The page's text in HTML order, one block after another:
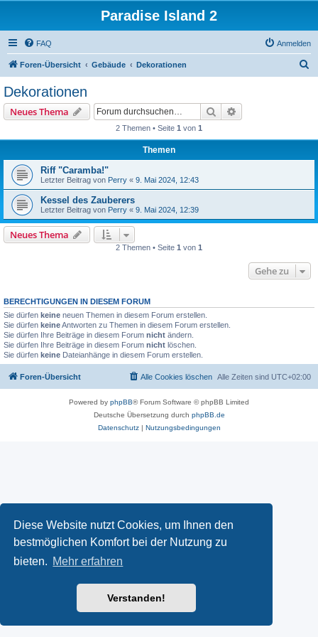
Diese Website nutzt Cookies, um Ihnen den
bestmöglichen Komfort bei der Nutzung zu
bieten. Mehr erfahren
Verstanden!
Paradise Island 2
FAQ Anmelden
Foren-Übersicht Gebäude Dekorationen
Dekorationen
Neues Thema Suche
2 Themen • Seite 1 von 1
Themen
Riff "Caramba!"
Letzter Beitrag von Perry « 9. Mai 2024, 12:43
Kessel des Zauberers
Letzter Beitrag von Perry « 9. Mai 2024, 12:39
Neues Thema
2 Themen • Seite 1 von 1
Gehe zu
BERECHTIGUNGEN IN DIESEM FORUM
Sie dürfen keine neuen Themen in diesem Forum erstellen.
Sie dürfen keineAntworten zu Themen in diesem Forum erstellen.
Sie dürfen Ihre Beiträge in diesem Forum nicht ändern.
Sie dürfen Ihre Beiträge in diesem Forum nicht löschen.
Sie dürfen keine Dateianhänge in diesem Forum erstellen.
Foren-Übersicht Alle Zeiten sind UTC+02:00
Alle Cookies löschen
Powered by phpBB® Forum Software © phpBB Limited
Deutsche Übersetzung durch phpBB.de
Datenschutz| Nutzungsbedingungen